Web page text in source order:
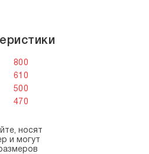
800
610
500
470
носят
и могут